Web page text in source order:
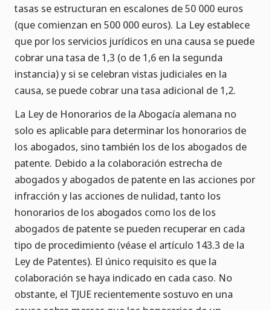
tasas se estructuran en escalones de 50 000 euros
(que comienzan en 500 000 euros). La Ley establece
que por los servicios jurídicos en una causa se puede
cobrar una tasa de 1,3 (o de 1,6 en la segunda
instancia) y si se celebran vistas judiciales en la
causa, se puede cobrar una tasa adicional de 1,2.
La Ley de Honorarios de la Abogacía alemana no
solo es aplicable para determinar los honorarios de
los abogados, sino también los de los abogados de
patente. Debido a la colaboración estrecha de
abogados y abogados de patente en las acciones por
infracción y las acciones de nulidad, tanto los
honorarios de los abogados como los de los
abogados de patente se pueden recuperar en cada
tipo de procedimiento (véase el artículo 143.3 de la
Ley de Patentes). El único requisito es que la
colaboración se haya indicado en cada caso. No
obstante, el TJUE recientemente sostuvo en una